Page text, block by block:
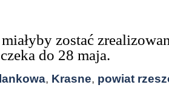
zostać
do 28 maja.
, Krasne, powiat